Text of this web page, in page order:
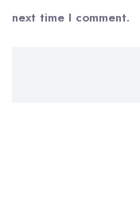
next time I comment.